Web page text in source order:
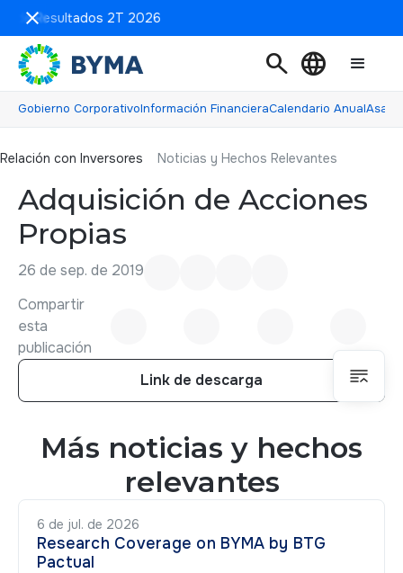
de Resultados 2T 2026
search language
Relación con inversores
Gobierno CorporativoInformación FinancieraCalendario Anual
Relación con Inversores Noticias y Hechos Relevantes
Adquisición de Acciones
Propias
26 de sep. de 2019
Compartir
esta
publicación
Link de descarga
Más noticias y hechos
relevantes
6 de jul. de 2026
Research Coverage on BYMA by BTG
Pactual